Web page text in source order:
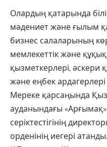
Олардың қатарында
мәдениет және ғылым
бизнес салаларының
мемлекеттік және
қызметкерлері,
және еңбек
Мереке қарсаңында
ауданындағы «Арғымақ»
серіктестігінің
орденінің иегері